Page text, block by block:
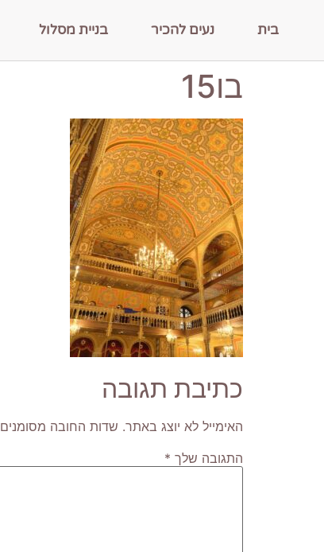
בית נעים להכיר בניית מסלול
בו15
כתיבת תגובה
האימייל לא יוצג באתר. שדות החובה מסומנים
התגובה שלך *